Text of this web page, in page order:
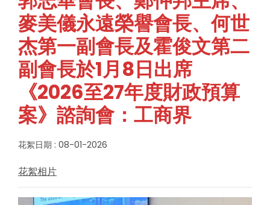
麥美儀永遠榮譽會長、何世
杰第一副會長及霍俊文第二
副會長於1月8日出席
《2026至27年度財政預算
案》諮詢會：工商界
花絮日期 : 08-01-2026
花絮相片